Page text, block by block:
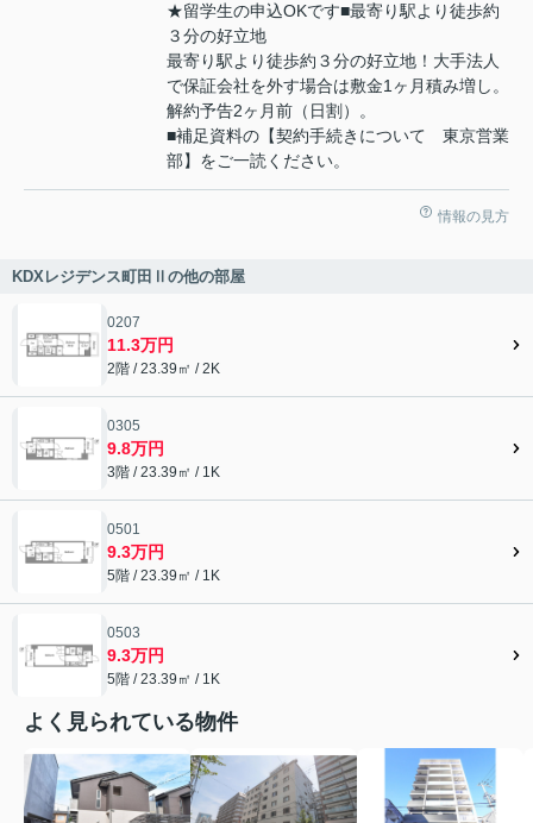
★留学生の申込OKです■最寄り駅より徒歩約
３分の好立地
最寄り駅より徒歩約３分の好立地！大手法人
で保証会社を外す場合は敷金1ヶ月積み増し。
解約予告2ヶ月前（日割）。
■補足資料の【契約手続きについて 東京営業
部】をご一読ください。
情報の見方
KDXレジデンス町田Ⅱの他の部屋
0207
11.3万円
2階 / 23.39㎡ / 2K
0305
9.8万円
3階 / 23.39㎡ / 1K
0501
9.3万円
5階 / 23.39㎡ / 1K
0503
9.3万円
5階 / 23.39㎡ / 1K
よく見られている物件